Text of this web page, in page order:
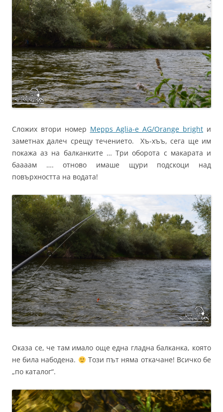
Сложих втори номер Mepps Aglia-e AG/Orange bright и
заметнах далеч срещу течението. Хъ-хъъ, сега ще им
покажа аз на балканките … Три оборота с макарата и
баааам …. отново имаше щури подскоци над
повърхността на водата!
Оказа се, че там имало още една гладна балканка, която
не била набодена.
Този път няма откачане! Всичко бе
„по каталог“.